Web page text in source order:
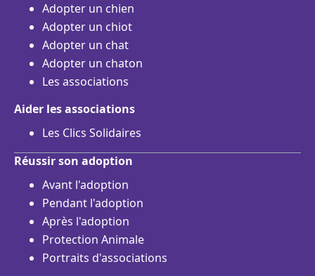
Adopter un chien
Adopter un chiot
Adopter un chat
Adopter un chaton
Les associations
Aider les associations
Les Clics Solidaires
Réussir son adoption
Avant l'adoption
Pendant l'adoption
Après l'adoption
Protection Animale
Portraits d'associations